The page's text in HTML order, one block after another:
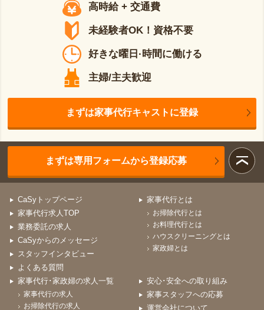
高時給 + 交通費
未経験者OK！資格不要
好きな曜日·時間に働ける
主婦/主夫歓迎
まずは家事代行キャストに登録
まずは専用フォームから登録応募
CaSyトップページ
家事代行求人TOP
業務委託の求人
CaSyからのメッセージ
スタッフインタビュー
よくある質問
家事代行とは
お掃除代行とは
お料理代行とは
ハウスクリーニングとは
家政婦とは
家事代行･家政婦の求人一覧
家事代行の求人
お掃除代行の求人
安心･安全への取り組み
家事スタッフへの応募
運営会社について